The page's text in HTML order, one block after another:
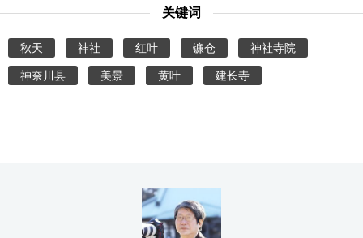
关键词
秋天 神社 红叶 镰仓 神社寺院
神奈川县 美景 黄叶 建长寺